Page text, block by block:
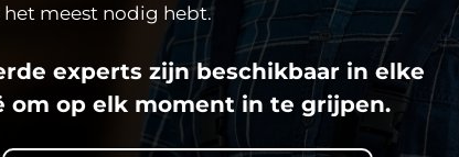
het meest nodig hebt.
experts zijn beschikbaar in elke
om op elk moment in te grijpen.